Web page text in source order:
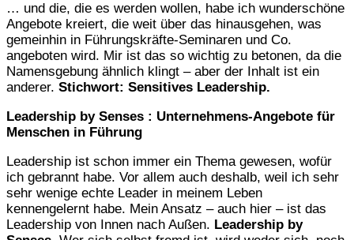
… und die, die es werden wollen, habe ich wunderschöne
Angebote kreiert, die weit über das hinausgehen, was
gemeinhin in Führungskräfte-Seminaren und Co.
angeboten wird. Mir ist das so wichtig zu betonen, da die
Namensgebung ähnlich klingt – aber der Inhalt ist ein
anderer. Stichwort: Sensitives Leadership.
Leadership by Senses : Unternehmens-Angebote für
Menschen in Führung
Leadership ist schon immer ein Thema gewesen, wofür
ich gebrannt habe. Vor allem auch deshalb, weil ich sehr
sehr wenige echte Leader in meinem Leben
kennengelernt habe. Mein Ansatz – auch hier – ist das
Leadership von Innen nach Außen. Leadership by